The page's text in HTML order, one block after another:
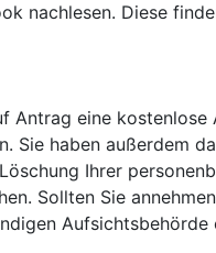
nachlesen. Diese
Antrag eine
Sie haben außerdem
Ihrer
Sollten Sie
Aufsichtsbehörde